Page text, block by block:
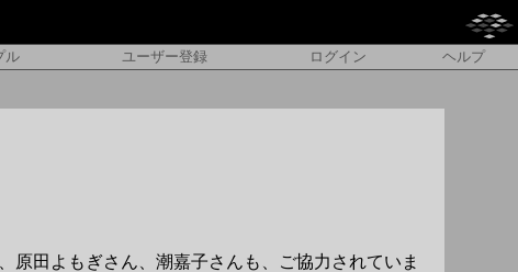
ル ユーザー登録 ログイン ヘルプ
原田よもぎさん、潮嘉子さんも、ご協力されていま